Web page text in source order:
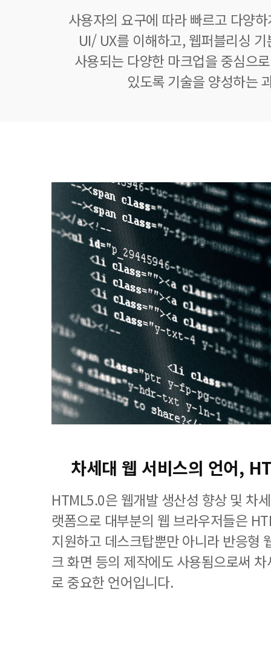
사용자의 요구에 따라 빠르고 다양
UI/ UX를 이해하고, 웹퍼블리싱
사용되는 다양한 마크업을 중심으
있도록 기술을 양성하는
차세대 웹 서비스의 언어,
HTML5.0은 웹개발 생산성 향상 및 차
랫폼으로 대부분의 웹 브라우저들은
지원하고 데스크탑뿐만 아니라 반응형
크 화면 등의 제작에도 사용됨으로써
로 중요한 언어입니다.